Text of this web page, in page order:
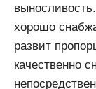
хорошо
развит
качественно